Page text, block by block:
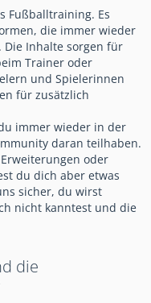
Fußballtraining. Es
die immer wieder
Inhalte sorgen für
Trainer oder
und Spielerinnen
für zusätzlich
immer wieder in der
daran teilhaben.
oder
du dich aber etwas
sicher, du wirst
nicht kanntest und die
die